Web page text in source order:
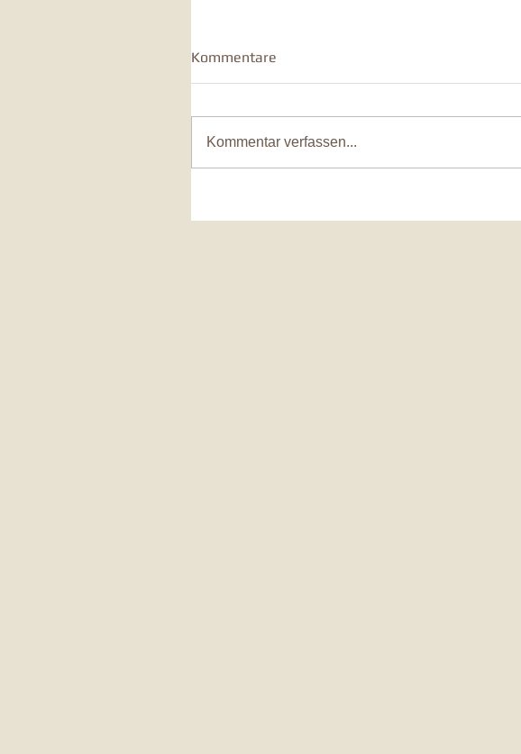
Kommentare
Kommentar verfassen...